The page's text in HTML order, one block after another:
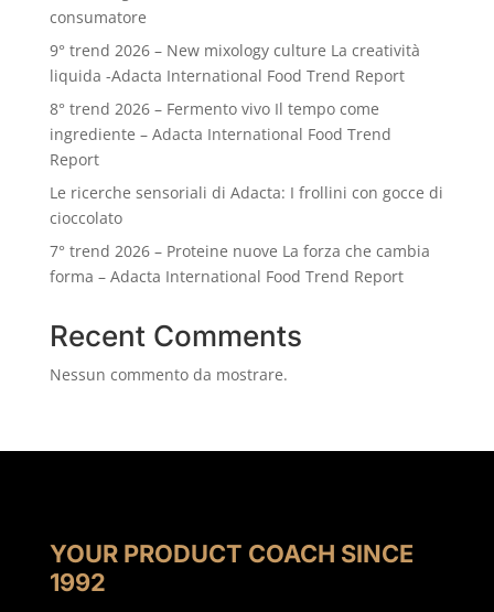
consumatore
9° trend 2026 – New mixology culture La creatività
liquida -Adacta International Food Trend Report
8° trend 2026 – Fermento vivo Il tempo come
ingrediente – Adacta International Food Trend
Report
Le ricerche sensoriali di Adacta: I frollini con gocce di
cioccolato
7° trend 2026 – Proteine nuove La forza che cambia
forma – Adacta International Food Trend Report
Recent Comments
Nessun commento da mostrare.
YOUR PRODUCT COACH SINCE
1992